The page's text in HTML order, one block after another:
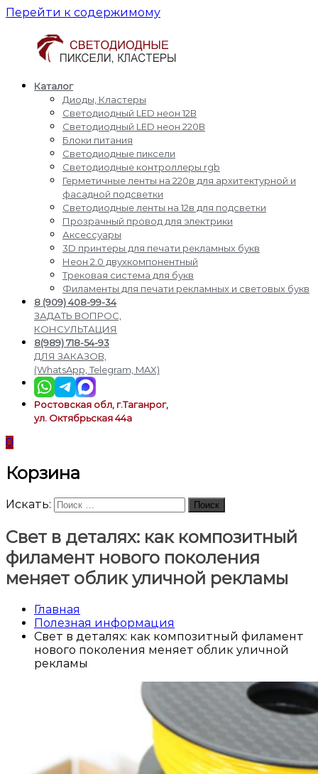
Перейти к содержимому
Светодиодные
пиксели
кластеры
Производство
доставка
светодиодные
пиксели,
кластеры,
светодиодный
питания,
светодиодные
контроллеры
прожекторы
подсветки
Каталог
Диоды, Кластеры
Светодиодный LED неон 12В
Светодиодный LED неон 220В
Блоки питания
Светодиодные пиксели
Светодиодные контроллеры rgb
Герметичные ленты на 220в для архитектурной и
фасадной подсветки
Светодиодные ленты на 12в для подсветки
Прозрачный провод для электрики
Аксессуары
3D принтеры для печати рекламных букв
Неон 2.0 двухкомпонентный
Трековая система для букв
Филаменты для печати рекламных и световых букв
8 (909) 408-99-34
ЗАДАТЬ ВОПРОС,
КОНСУЛЬТАЦИЯ
8(989) 718-54-93
ДЛЯ ЗАКАЗОВ,
(WhatsApp, Telegram, MAX)
Ростовская обл, г.Таганрог,
ул. Октябрьская 44а
0
Корзина
Искать: Поиск
Свет в деталях: как композитный
филамент нового поколения
меняет облик уличной рекламы
Главная
Полезная информация
Свет в деталях: как композитный филамент
нового поколения меняет облик уличной
рекламы